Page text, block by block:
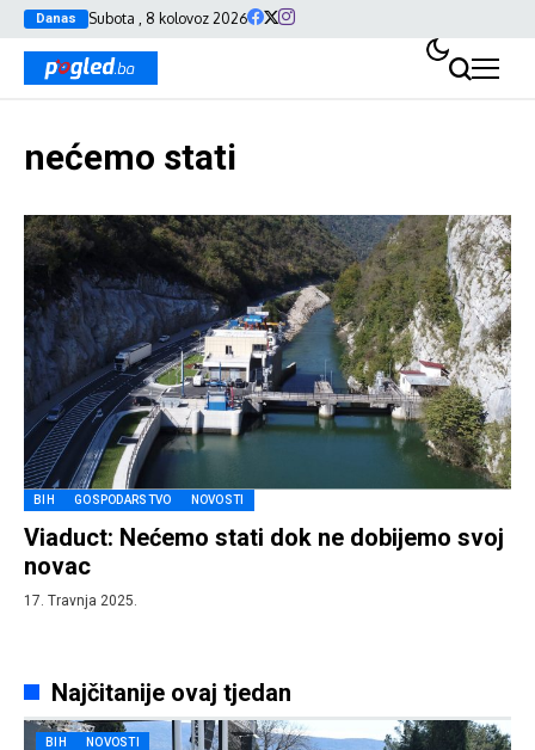
Danas Subota , 8 kolovoz 2026
nećemo stati
BIH GOSPODARSTVO NOVOSTI
Viaduct: Nećemo stati dok ne dobijemo svoj
novac
17. Travnja 2025.
Najčitanije ovaj tjedan
BIH NOVOSTI